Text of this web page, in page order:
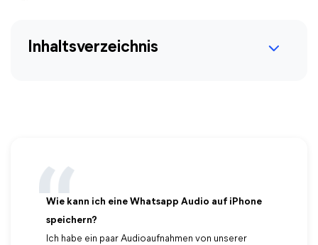
Inhaltsverzeichnis
Wie kann ich eine Whatsapp Audio auf iPhone
speichern?
Ich habe ein paar Audioaufnahmen von unserer